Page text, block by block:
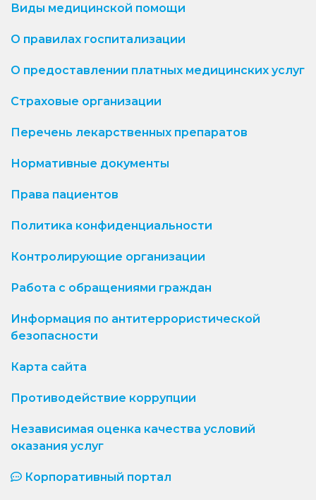
Виды медицинской помощи
О правилах госпитализации
О предоставлении платных медицинских услуг
Страховые организации
Перечень лекарственных препаратов
Нормативные документы
Права пациентов
Политика конфиденциальности
Контролирующие организации
Работа с обращениями граждан
Информация по антитеррористической
безопасности
Карта сайта
Противодействие коррупции
Независимая оценка качества условий
оказания услуг
Корпоративный портал